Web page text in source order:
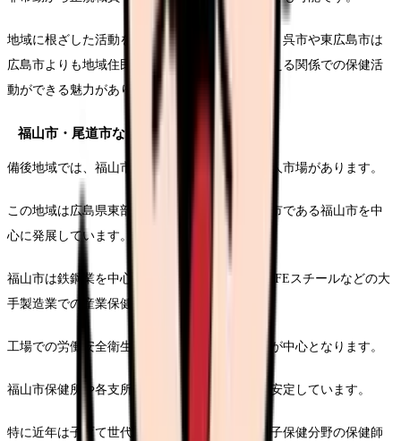
地域に根ざした活動を希望する保健師にとって、呉市や東広島市は
広島市よりも地域住民との距離が近く、顔の見える関係での保健活
動ができる魅力があります。
福山市・尾道市などの備後地域
備後地域では、福山市を中心に独自の保健師求人市場があります。
この地域は広島県東部に位置し、県内第二の都市である福山市を中
心に発展しています。
福山市は鉄鋼業を中心とした工業都市であり、JFEスチールなどの大
手製造業での産業保健師求人が特徴的です。
工場での労働安全衛生管理に関わる保健師活動が中心となります。
福山市保健所や各支所では行政保健師の需要も安定しています。
特に近年は子育て世代の転入が増えており、母子保健分野の保健師